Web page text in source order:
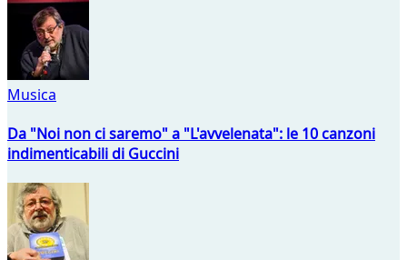
Musica
Da "Noi non ci saremo" a "L'avvelenata": le 10 canzoni
indimenticabili di Guccini